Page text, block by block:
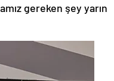
gereken şey yarın